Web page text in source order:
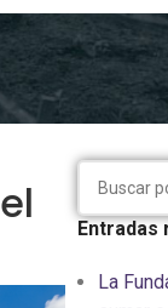
Entradas
La